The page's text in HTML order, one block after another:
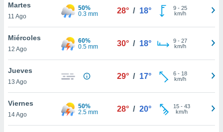
de
disponible
cookies
aceptar
Martes
11 Ago
50%
0.3 mm
28° / 18° 9- 25
km/h
Miércoles
12 Ago
60%
0.5 mm
30° / 18° 9- 27
km/h
Jueves
13 Ago
29° / 17° 6- 18
km/h
Viernes
14 Ago
50%
2.5 mm
28° / 20° 15- 43
km/h